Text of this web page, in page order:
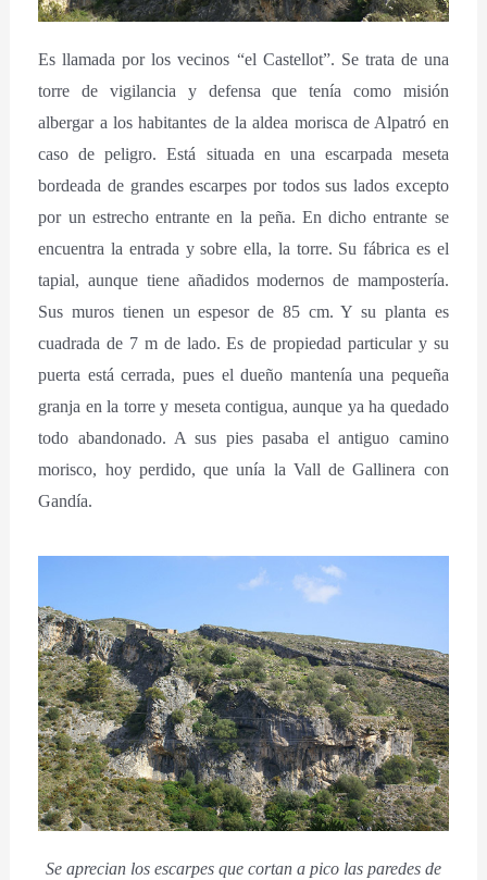
Es llamada por los vecinos “el Castellot”. Se trata de una
torre de vigilancia y defensa que tenía como misión
albergar a los habitantes de la aldea morisca de Alpatró en
caso de peligro. Está situada en una escarpada meseta
bordeada de grandes escarpes por todos sus lados excepto
por un estrecho entrante en la peña. En dicho entrante se
encuentra la entrada y sobre ella, la torre. Su fábrica es el
tapial, aunque tiene añadidos modernos de mampostería.
Sus muros tienen un espesor de 85 cm. Y su planta es
cuadrada de 7 m de lado. Es de propiedad particular y su
puerta está cerrada, pues el dueño mantenía una pequeña
granja en la torre y meseta contigua, aunque ya ha quedado
todo abandonado. A sus pies pasaba el antiguo camino
morisco, hoy perdido, que unía la Vall de Gallinera con
Gandía.
Se aprecian los escarpes que cortan a pico las paredes de